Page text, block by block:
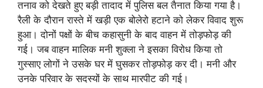
तनाव को देखते हुए बड़ी तादाद में पुलिस बल तैनात किया गया है।
रैली के दौरान रास्ते में खड़ी एक बोलेरो हटाने को लेकर विवाद शुरू
हुआ। दोनों पक्षों के बीच कहासुनी के बाद वाहन में तोड़‌फोड़ की
गई। जब वाहन मालिक मनी शुक्ला ने इसका विरोध किया तो
गुस्साए लोगों ने उसके घर में घुसकर तोड़फोड़ कर दी। मनी और
उनके परिवार के सदस्यों के साथ मारपीट की गई।